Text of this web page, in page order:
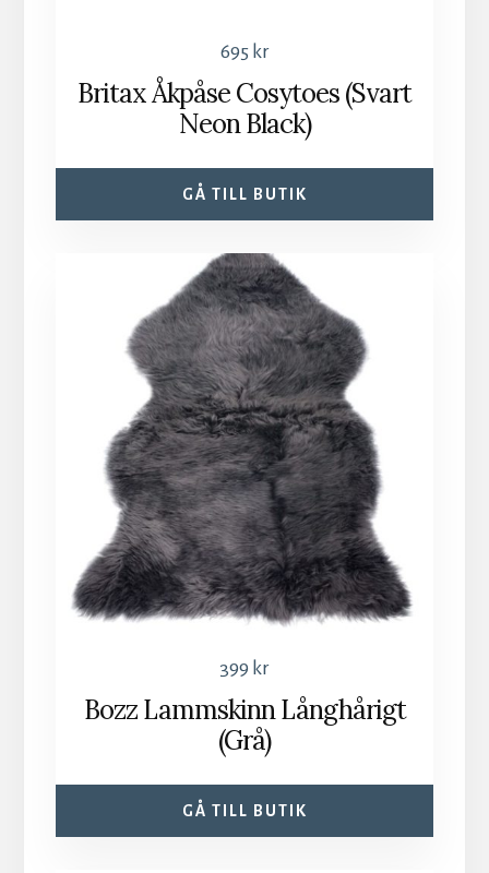
695 kr
Britax Åkpåse Cosytoes (Svart
Neon Black)
GÅ TILL BUTIK
399 kr
Bozz Lammskinn Långhårigt
(Grå)
GÅ TILL BUTIK